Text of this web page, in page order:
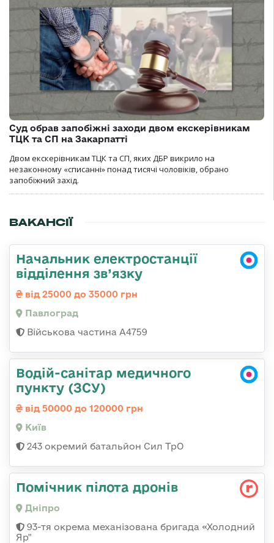
Суд обрав запобіжні заходи двом екскерівникам
ТЦК та СП на Закарпатті
Двом екскерівникам ТЦК та СП, яких ДБР викрило на
незаконному «списанні» понад тисячі чоловіків, обрано
запобіжний захід.
ВАКАНСІЇ
Начальник електростанції
відділення зв’язку
від 25000 до 35000 грн
Павлоград
Військова частина А4759
Водій-санітар медичного
пункту (ЗСУ)
від 50000 до 120000 грн
Київ
243 окремий батальйон Сил ТрО
Помічник пілота дронів
Дніпро
93-тя окрема механізована бригада «Холодний
Яр"